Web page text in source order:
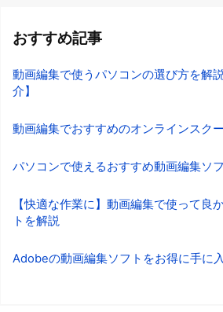
おすすめ記事
動画編集で使うパソコンの選び方を解
介】
動画編集でおすすめのオンラインスク
パソコンで使えるおすすめ動画編集ソ
【快適な作業に】動画編集で使って良
トを解説
Adobeの動画編集ソフトをお得に手に